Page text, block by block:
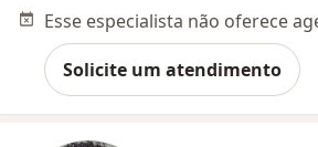
Solicite um atendimento